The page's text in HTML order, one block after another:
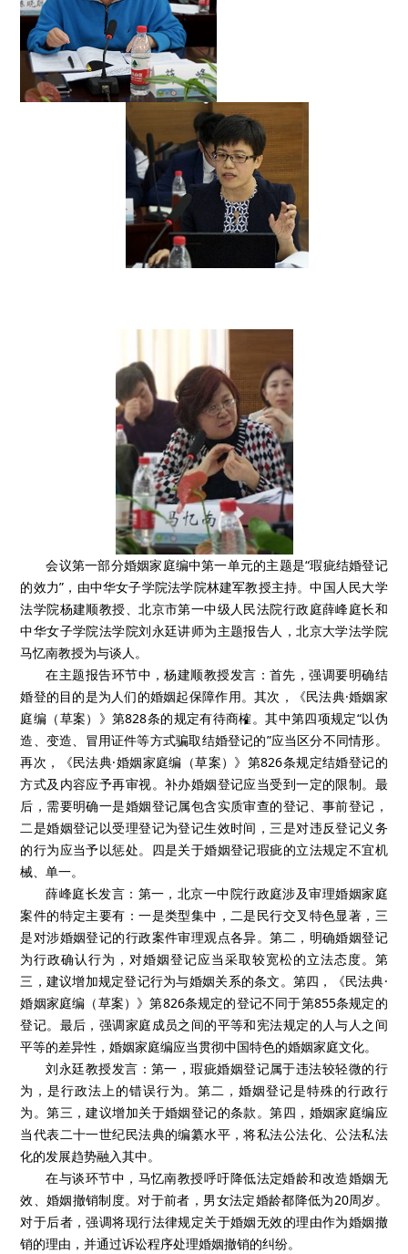
会议第一部分婚姻家庭编中第一单元的主题是“瑕疵结婚登记
的效力”，由中华女子学院法学院林建军教授主持。中国人民大学
法学院杨建顺教授、北京市第一中级人民法院行政庭薛峰庭长和
中华女子学院法学院刘永廷讲师为主题报告人，北京大学法学院
马忆南教授为与谈人。
在主题报告环节中，杨建顺教授发言：首先，强调要明确结
婚登的目的是为人们的婚姻起保障作用。其次，《民法典·婚姻家
庭编（草案）》第828条的规定有待商榷。其中第四项规定“以伪
造、变造、冒用证件等方式骗取结婚登记的”应当区分不同情形。
再次，《民法典·婚姻家庭编（草案）》第826条规定结婚登记的
方式及内容应予再审视。补办婚姻登记应当受到一定的限制。最
后，需要明确一是婚姻登记属包含实质审查的登记、事前登记，
二是婚姻登记以受理登记为登记生效时间，三是对违反登记义务
的行为应当予以惩处。四是关于婚姻登记瑕疵的立法规定不宜机
械、单一。
薛峰庭长发言：第一，北京一中院行政庭涉及审理婚姻家庭
案件的特定主要有：一是类型集中，二是民行交叉特色显著，三
是对涉婚姻登记的行政案件审理观点各异。第二，明确婚姻登记
为行政确认行为，对婚姻登记应当采取较宽松的立法态度。第
三，建议增加规定登记行为与婚姻关系的条文。第四，《民法典·
婚姻家庭编（草案）》第826条规定的登记不同于第855条规定的
登记。最后，强调家庭成员之间的平等和宪法规定的人与人之间
平等的差异性，婚姻家庭编应当贯彻中国特色的婚姻家庭文化。
刘永廷教授发言：第一，瑕疵婚姻登记属于违法较轻微的行
为，是行政法上的错误行为。第二，婚姻登记是特殊的行政行
为。第三，建议增加关于婚姻登记的条款。第四，婚姻家庭编应
当代表二十一世纪民法典的编纂水平，将私法公法化、公法私法
化的发展趋势融入其中。
在与谈环节中，马忆南教授呼吁降低法定婚龄和改造婚姻无
效、婚姻撤销制度。对于前者，男女法定婚龄都降低为20周岁。
对于后者，强调将现行法律规定关于婚姻无效的理由作为婚姻撤
销的理由，并通过诉讼程序处理婚姻撤销的纠纷。